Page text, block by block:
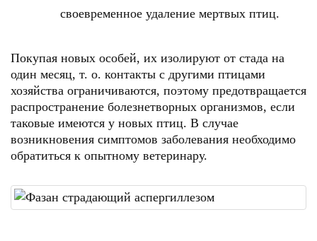
своевременное удаление мертвых птиц.
Покупая новых особей, их изолируют от стада на
один месяц, т. о. контакты с другими птицами
хозяйства ограничиваются, поэтому предотвращается
распространение болезнетворных организмов, если
таковые имеются у новых птиц. В случае
возникновения симптомов заболевания необходимо
обратиться к опытному ветеринару.